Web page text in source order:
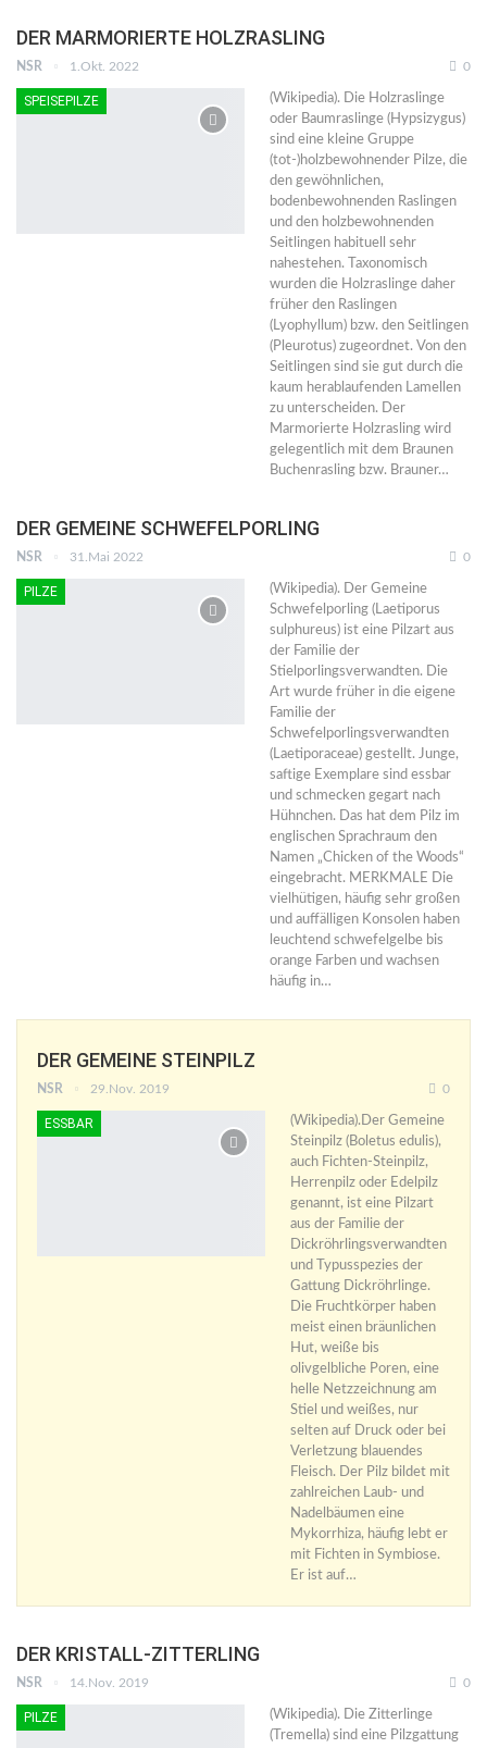
DER MARMORIERTE HOLZRASLING
NSR 1.Okt. 2022 0
SPEISEPILZE
(Wikipedia). Die Holzraslinge
oder Baumraslinge (Hypsizygus)
sind eine kleine Gruppe
(tot-)holzbewohnender Pilze, die
den gewöhnlichen,
bodenbewohnenden Raslingen
und den holzbewohnenden
Seitlingen habituell sehr
nahestehen. Taxonomisch
wurden die Holzraslinge daher
früher den Raslingen
(Lyophyllum) bzw. den Seitlingen
(Pleurotus) zugeordnet. Von den
Seitlingen sind sie gut durch die
kaum herablaufenden Lamellen
zu unterscheiden. Der
Marmorierte Holzrasling wird
gelegentlich mit dem Braunen
Buchenrasling bzw. Brauner…
DER GEMEINE SCHWEFELPORLING
NSR 31.Mai 2022 0
PILZE
(Wikipedia). Der Gemeine
Schwefelporling (Laetiporus
sulphureus) ist eine Pilzart aus
der Familie der
Stielporlingsverwandten. Die
Art wurde früher in die eigene
Familie der
Schwefelporlingsverwandten
(Laetiporaceae) gestellt. Junge,
saftige Exemplare sind essbar
und schmecken gegart nach
Hühnchen. Das hat dem Pilz im
englischen Sprachraum den
Namen „Chicken of the Woods“
eingebracht. MERKMALE Die
vielhütigen, häufig sehr großen
und auffälligen Konsolen haben
leuchtend schwefelgelbe bis
orange Farben und wachsen
häufig in…
DER GEMEINE STEINPILZ
NSR 29.Nov. 2019 0
ESSBAR
(Wikipedia).Der Gemeine
Steinpilz (Boletus edulis),
auch Fichten-Steinpilz,
Herrenpilz oder Edelpilz
genannt, ist eine Pilzart
aus der Familie der
Dickröhrlingsverwandten
und Typusspezies der
Gattung Dickröhrlinge.
Die Fruchtkörper haben
meist einen bräunlichen
Hut, weiße bis
olivgelbliche Poren, eine
helle Netzzeichnung am
Stiel und weißes, nur
selten auf Druck oder bei
Verletzung blauendes
Fleisch. Der Pilz bildet mit
zahlreichen Laub- und
Nadelbäumen eine
Mykorrhiza, häufig lebt er
mit Fichten in Symbiose.
Er ist auf…
DER KRISTALL-ZITTERLING
NSR 14.Nov. 2019 0
PILZE
(Wikipedia). Die Zitterlinge
(Tremella) sind eine Pilzgattung